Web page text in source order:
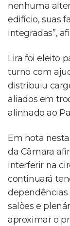
nenhuma
edifício, suas
integradas”,
Lira foi eleito
turno com
distribuiu
aliados em
alinhado ao
Em nota
da Câmara
interferir na
continuará
dependências
salões e
aproximar o